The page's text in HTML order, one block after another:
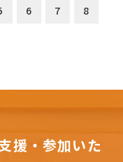
6 7
8
援・参加いた